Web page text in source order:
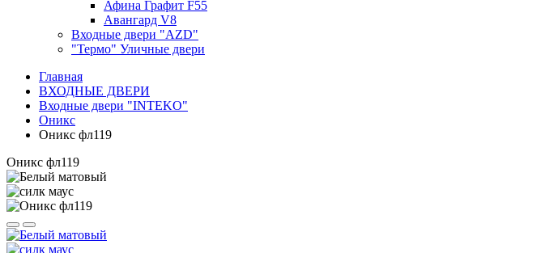
Афина Графит F55
Авангард V8
Входные двери "AZD"
"Термо" Уличные двери
Главная
ВХОДНЫЕ ДВЕРИ
Входные двери "INTEKO"
Оникс
Оникс фл119
Оникс фл119